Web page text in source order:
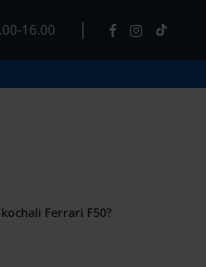
16.00
Ferrari F50?